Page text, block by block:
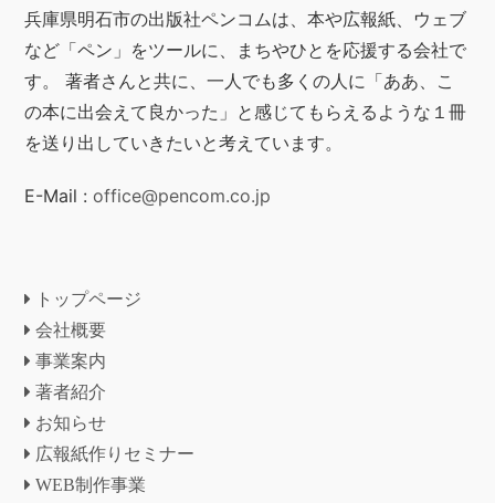
兵庫県明石市の出版社ペンコムは、本や広報紙、ウェブ
など「ペン」をツールに、まちやひとを応援する会社で
す。 著者さんと共に、一人でも多くの人に「ああ、こ
の本に出会えて良かった」と感じてもらえるような１冊
を送り出していきたいと考えています。
E-Mail :office@pencom.co.jp
トップページ
会社概要
事業案内
著者紹介
お知らせ
広報紙作りセミナー
WEB制作事業